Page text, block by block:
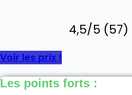
4,5/5 (57)
Voir les prix !
Les points forts :